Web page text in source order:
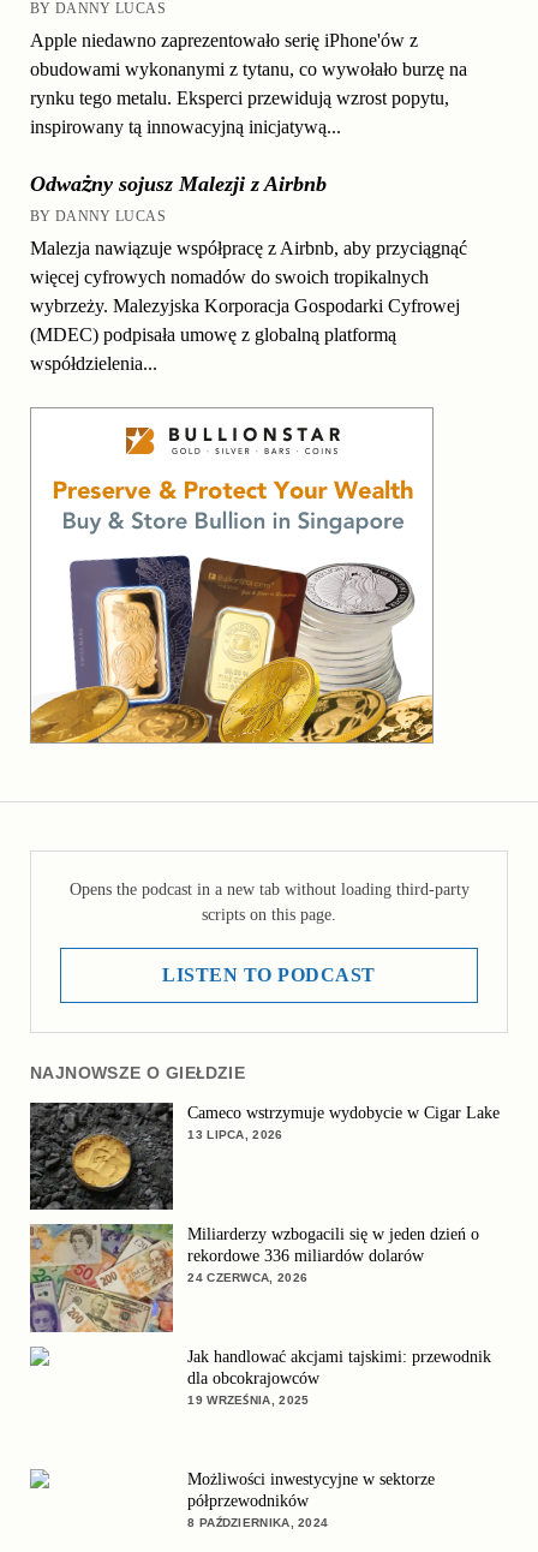
BY DANNY LUCAS
Apple niedawno zaprezentowało serię iPhone'ów z
obudowami wykonanymi z tytanu, co wywołało burzę na
rynku tego metalu. Eksperci przewidują wzrost popytu,
inspirowany tą innowacyjną inicjatywą...
Odważny sojusz Malezji z Airbnb
BY DANNY LUCAS
Malezja nawiązuje współpracę z Airbnb, aby przyciągnąć
więcej cyfrowych nomadów do swoich tropikalnych
wybrzeży. Malezyjska Korporacja Gospodarki Cyfrowej
(MDEC) podpisała umowę z globalną platformą
współdzielenia...
Opens the podcast in a new tab without loading third-party
scripts on this page.
LISTEN TO PODCAST
NAJNOWSZE O GIEŁDZIE
Cameco wstrzymuje wydobycie w Cigar Lake
13 LIPCA, 2026
Miliarderzy wzbogacili się w jeden dzień o
rekordowe 336 miliardów dolarów
24 CZERWCA, 2026
Jak handlować akcjami tajskimi: przewodnik
dla obcokrajowców
19 WRZEŚNIA, 2025
Możliwości inwestycyjne w sektorze
półprzewodników
8 PAŹDZIERNIKA, 2024